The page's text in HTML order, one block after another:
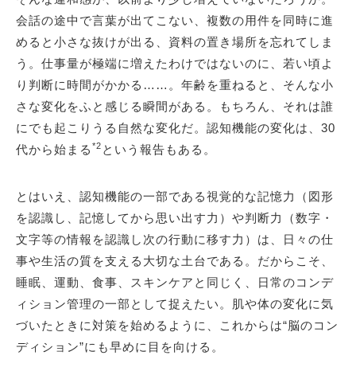
会話の途中で言葉が出てこない、複数の用件を同時に進
めると小さな抜けが出る、資料の置き場所を忘れてしま
う。仕事量が極端に増えたわけではないのに、若い頃よ
り判断に時間がかかる……。年齢を重ねると、そんな小
さな変化をふと感じる瞬間がある。もちろん、それは誰
にでも起こりうる自然な変化だ。認知機能の変化は、30
代から始まる *2 という報告もある。
とはいえ、認知機能の一部である視覚的な記憶力（図形
を認識し、記憶してから思い出す力）や判断力（数字・
文字等の情報を認識し次の行動に移す力）は、日々の仕
事や生活の質を支える大切な土台である。だからこそ、
睡眠、運動、食事、スキンケアと同じく、日常のコンデ
ィション管理の一部として捉えたい。肌や体の変化に気
づいたときに対策を始めるように、これからは“脳のコン
ディション”にも早めに目を向ける。